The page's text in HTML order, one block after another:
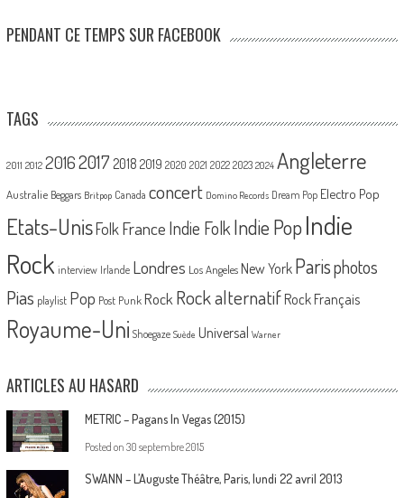
PENDANT CE TEMPS SUR FACEBOOK
TAGS
2011 2012 20162017 2018 2019 2020 2021 2022 2023 2024 Angleterre
Australie Beggars Britpop Canada concert Domino Records Dream Pop Electro Pop
Etats-UnisFolk France Indie Folk Indie PopIndie
Rock interview Irlande Londres Los Angeles New York Parisphotos
Pias playlist Pop Post Punk Rock Rock alternatif Rock Français
Royaume-Uni Shoegaze Suède Universal Warner
ARTICLES AU HASARD
METRIC – Pagans In Vegas (2015)
Posted on 30 septembre 2015
SWANN – L’Auguste Théâtre, Paris, lundi 22 avril 2013